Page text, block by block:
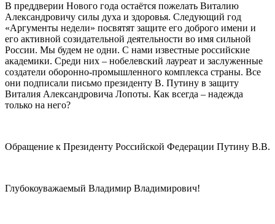
В преддверии Нового года остаётся пожелать Виталию
Александровичу силы духа и здоровья. Следующий год
«Аргументы недели» посвятят защите его доброго имени и
его активной созидательной деятельности во имя сильной
России. Мы будем не одни. С нами известные российские
академики. Среди них – нобелевский лауреат и заслуженные
создатели оборонно-промышленного комплекса страны. Все
они подписали письмо президенту В. Путину в защиту
Виталия Александровича Лопоты. Как всегда – надежда
только на него?
Обращение к Президенту Российской Федерации Путину В.В.
Глубокоуважаемый Владимир Владимирович!